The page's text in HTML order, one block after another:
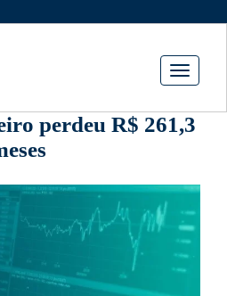
Toggle
perdeu R$ 261,3